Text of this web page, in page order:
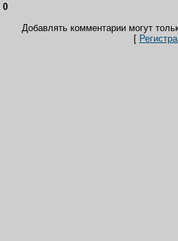
0
Добавлять комментарии могут
[